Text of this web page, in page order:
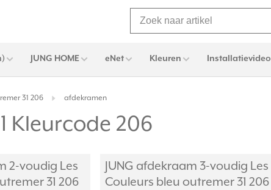
JUNG HOME eNet Kleuren Installatievideo
31 206 afdekramen
Kleurcode 206
2-voudig Les
31 206
JUNG afdekraam 3-voudig Les
Couleurs bleu outremer 31 206